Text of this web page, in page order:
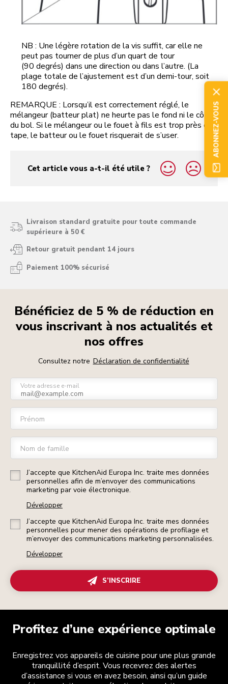
NB : Une légère rotation de la vis suffit, car elle ne
peut pas tourner de plus d’un quart de tour
(90 degrés) dans une direction ou dans l’autre. (La
plage totale de l’ajustement est d’un demi-tour, soit
180 degrés).
REMARQUE : Lorsqu’il est correctement réglé, le
mélangeur (batteur plat) ne heurte pas le fond ni le côté
du bol. Si le mélangeur ou le fouet à fils est trop près et
tape, le batteur ou le fouet risquerait de s’user.
Cet article vous a-t-il été utile ?
yes
no
Livraison standard gratuite pour toute commande
supérieure à 50 €
Retour gratuit pendant 14 jours
Paiement 100% sécurisé
Bénéficiez de 5 % de réduction en
vous inscrivant à nos actualités et
nos offres
Consultez notre Déclaration de confidentialité
Votre adresse e-mail
Prénom
Nom de famille
J’accepte que KitchenAid Europa Inc. traite mes données
personnelles afin de m’envoyer des communications
marketing par voie électronique.
Développer
J’accepte que KitchenAid Europa Inc. traite mes données
personnelles pour mener des opérations de profilage et
m’envoyer des communications marketing personnalisées.
Développer
S’INSCRIRE
Profitez d’une expérience optimale
Enregistrez vos appareils de cuisine pour une plus grande
tranquillité d’esprit. Vous recevrez des alertes
d’assistance si vous en avez besoin, ainsi qu’un guide
ABONNEZ-VOUS